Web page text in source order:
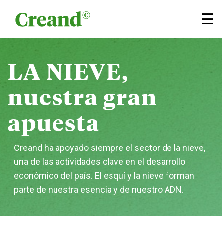
☰
×
LA NIEVE,
nuestra gran
apuesta
Creand ha apoyado siempre el sector de la nieve,
una de las actividades clave en el desarrollo
económico del país. El esquí y la nieve forman
parte de nuestra esencia y de nuestro ADN.